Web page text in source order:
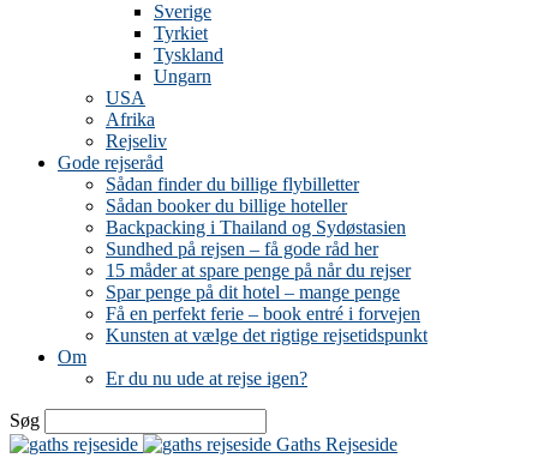
Sverige
Tyrkiet
Tyskland
Ungarn
USA
Afrika
Rejseliv
Gode rejseråd
Sådan finder du billige flybilletter
Sådan booker du billige hoteller
Backpacking i Thailand og Sydøstasien
Sundhed på rejsen – få gode råd her
15 måder at spare penge på når du rejser
Spar penge på dit hotel – mange penge
Få en perfekt ferie – book entré i forvejen
Kunsten at vælge det rigtige rejsetidspunkt
Om
Er du nu ude at rejse igen?
Søg
Gaths Rejseside